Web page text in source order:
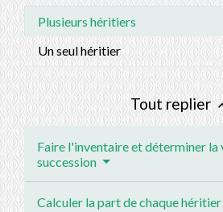
Plusieurs héritiers
Un seul héritier
Tout replier
Faire l'inventaire et déterminer la
succession
Calculer la part de chaque héritier